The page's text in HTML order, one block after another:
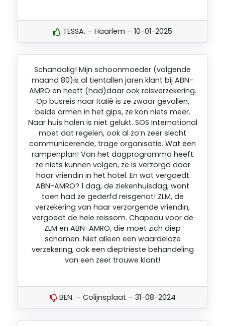
TESSA. – Haarlem – 10-01-2025
Schandalig! Mijn schoonmoeder (volgende
maand 80)is al tientallen jaren klant bij ABN-
AMRO en heeft (had)daar ook reisverzekering.
Op busreis naar ItaIië is ze zwaar gevallen,
beide armen in het gips, ze kon niets meer.
Naar huis halen is niet gelukt. SOS International
moet dat regelen, ook al zo’n zeer slecht
communicerende, trage organisatie. Wat een
rampenplan! Van het dagprogramma heeft
ze niets kunnen volgen, ze is verzorgd door
haar vriendin in het hotel. En wat vergoedt
ABN-AMRO? 1 dag, de ziekenhuisdag, want
toen had ze gederfd reisgenot! ZLM, de
verzekering van haar verzorgende vriendin,
vergoedt de hele reissom. Chapeau voor de
ZLM en ABN-AMRO, die moet zich diep
schamen. Niet alleen een waardeloze
verzekering, ook een dieptrieste behandeling
van een zeer trouwe klant!
BEN. – Colijnsplaat – 31-08-2024